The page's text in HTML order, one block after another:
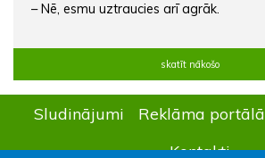
– Nē, esmu uztraucies arī agrāk.
skatīt nākošo
Sludinājumi Reklāma portālā
Kontakti